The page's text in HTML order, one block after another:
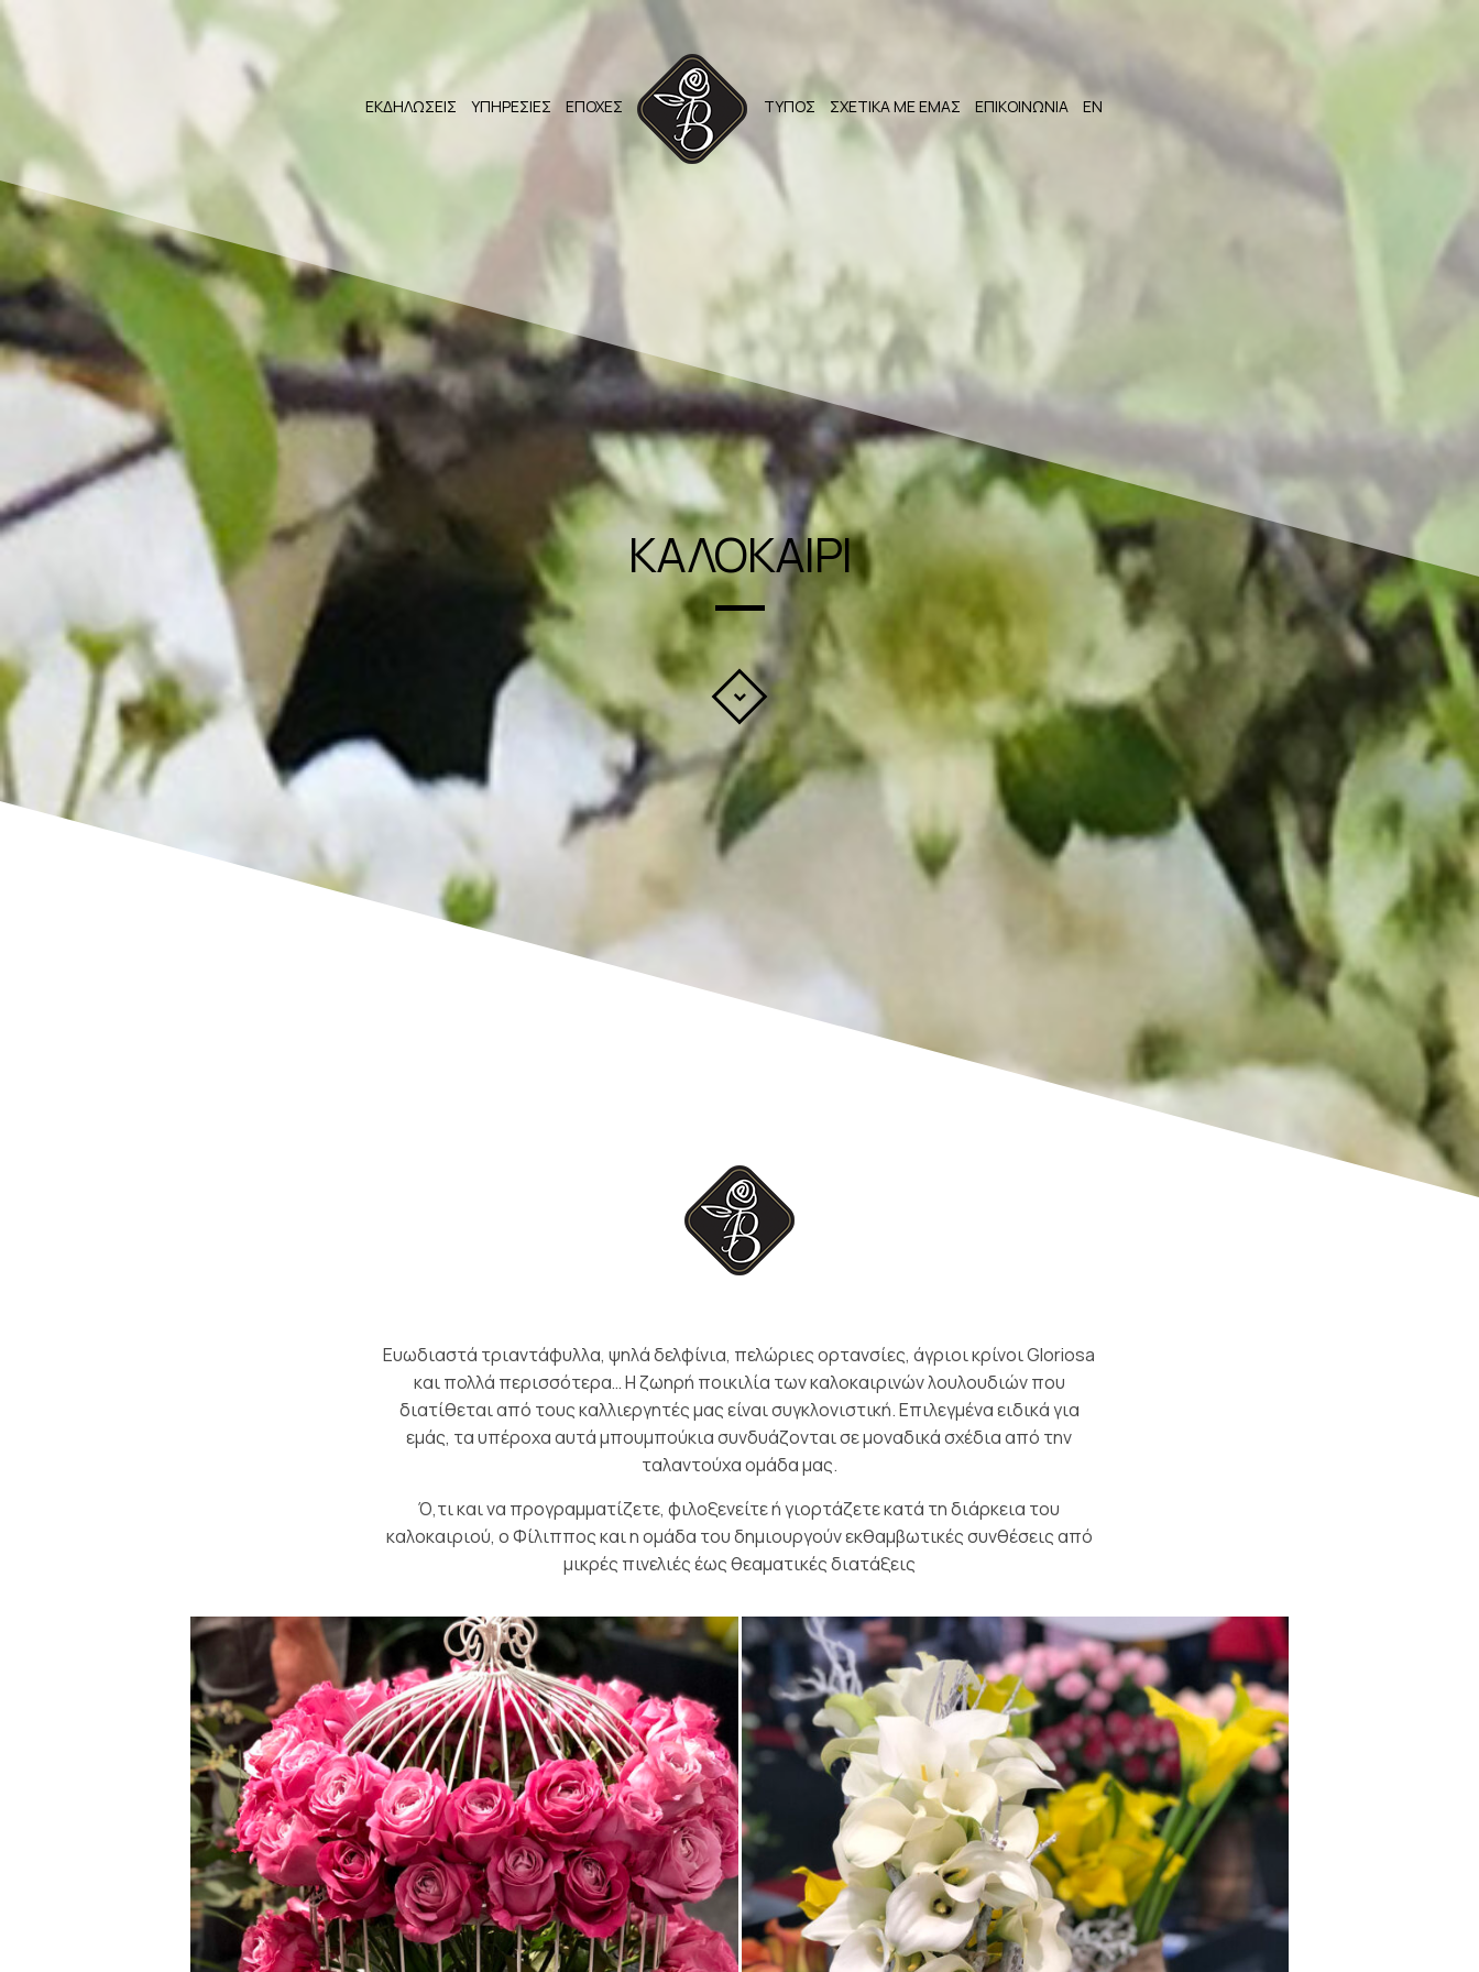
ΕΚΔΗΛΩΣΕΙΣ ΥΠΗΡΕΣΙΕΣ ΕΠΟΧΕΣ ΤΥΠΟΣ ΣΧΕΤΙΚΑ ΜΕ ΕΜΑΣ ΕΠΙΚΟΙΝΩΝΙΑ EN
ΚΑΛΟΚΑΙΡΙ
Ευωδιαστά τριαντάφυλλα, ψηλά δελφίνια, πελώριες ορτανσίες, άγριοι κρίνοι Gloriosa
και πολλά περισσότερα… Η ζωηρή ποικιλία των καλοκαιρινών λουλουδιών που
διατίθεται από τους καλλιεργητές μας είναι συγκλονιστική. Επιλεγμένα ειδικά για
εμάς, τα υπέροχα αυτά μπουμπούκια συνδυάζονται σε μοναδικά σχέδια από την
ταλαντούχα ομάδα μας.
Ό,τι και να προγραμματίζετε, φιλοξενείτε ή γιορτάζετε κατά τη διάρκεια του
καλοκαιριού, ο Φίλιππος και η ομάδα του δημιουργούν εκθαμβωτικές συνθέσεις από
μικρές πινελιές έως θεαματικές διατάξεις